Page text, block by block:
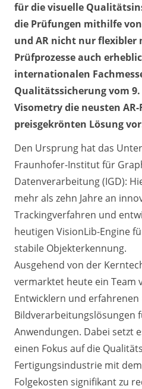
für die visuelle
die Prüfungen mithilfe
und AR nicht nur flexibler
Prüfprozesse auch
internationalen
Qualitätssicherung vom
Visometry die neusten
preisgekrönten Lösung
Den Ursprung hat das
Fraunhofer-Institut für
Datenverarbeitung (IGD):
mehr als zehn Jahre an
Trackingverfahren und
heutigen VisionLib-Engine
stabile Objekterkennung.
Ausgehend von der
vermarktet heute ein Team
Entwicklern und erfahrenen
Bildverarbeitungslösungen
Anwendungen. Dabei setzt
einen Fokus auf die
Fertigungsindustrie mit
Folgekosten signifikant zu